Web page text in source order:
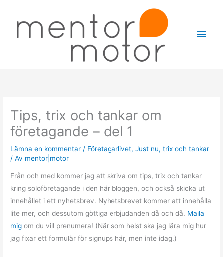
Tips, trix och tankar om
företagande – del 1
Lämna en kommentar / Företagarlivet,Just nu,trix och tankar
/ Av mentor|motor
Från och med kommer jag att skriva om tips, trix och tankar
kring soloföretagande i den här bloggen, och också skicka ut
innehållet i ett nyhetsbrev. Nyhetsbrevet kommer att innehålla
lite mer, och dessutom göttiga erbjudanden då och då. Maila
mig om du vill prenumera! (När som helst ska jag lära mig hur
jag fixar ett formulär för signups här, men inte idag.)